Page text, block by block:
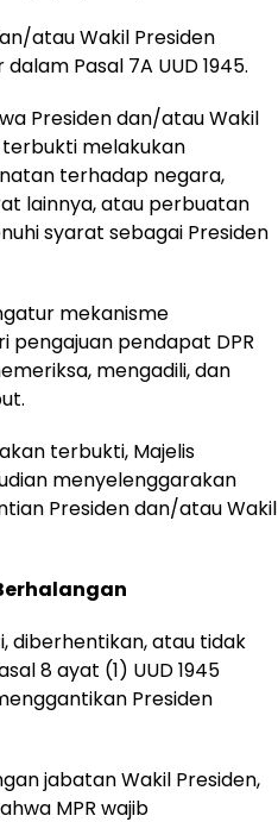
atau Wakil Presiden
Pasal 7A UUD 1945.
Presiden dan/atau Wakil
melakukan
terhadap negara,
lainnya, atau perbuatan
syarat sebagai Presiden
mekanisme
pengajuan pendapat DPR
mengadili, dan
terbukti, Majelis
menyelenggarakan
Presiden dan/atau Wakil
diberhentikan, atau tidak
8 ayat (1) UUD 1945
Presiden
jabatan Wakil Presiden,
MPR wajib